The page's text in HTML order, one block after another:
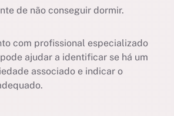
de não conseguir dormir.
com profissional especializado
ajudar a identificar se há um
associado e indicar o